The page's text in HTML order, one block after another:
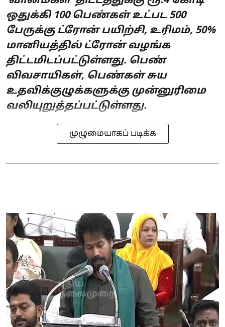
ஒதுக்கி 100 பெண்கள் உட்பட 500
பேருக்கு ட்ரோன் பயிற்சி, உரிமம், 50%
மானியத்தில் ட்ரோன் வழங்க
திட்டமிடப்பட்டுள்ளது. பெண்
விவசாயிகள், பெண்கள் சுய
உதவிக்குழுக்களுக்கு முன்னுரிமை
வலியுறுத்தப்பட்டுள்ளது.
முழுமையாகப் படிக்க